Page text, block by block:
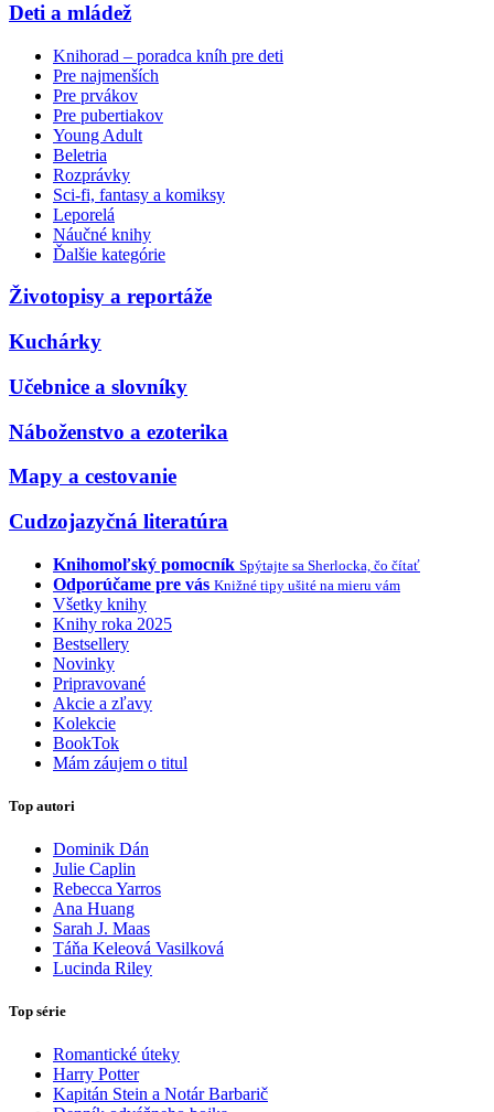
Deti a mládež
Knihorad – poradca kníh pre deti
Pre najmenších
Pre prvákov
Pre pubertiakov
Young Adult
Beletria
Rozprávky
Sci-fi, fantasy a komiksy
Leporelá
Náučné knihy
Ďalšie kategórie
Životopisy a reportáže
Kuchárky
Učebnice a slovníky
Náboženstvo a ezoterika
Mapy a cestovanie
Cudzojazyčná literatúra
Knihomoľský pomocník Spýtajte sa Sherlocka, čo čítať
Odporúčame pre vás Knižné tipy ušité na mieru vám
Všetky knihy
Knihy roka 2025
Bestsellery
Novinky
Pripravované
Akcie a zľavy
Kolekcie
BookTok
Mám záujem o titul
Top autori
Dominik Dán
Julie Caplin
Rebecca Yarros
Ana Huang
Sarah J. Maas
Táňa Keleová Vasilková
Lucinda Riley
Top série
Romantické úteky
Harry Potter
Kapitán Stein a Notár Barbarič